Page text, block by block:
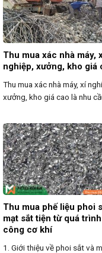
Thu mua xác nhà máy,
nghiệp, xưởng, kho giá
Thu mua xác nhà máy, xí
xưởng, kho giá cao là nhu
Thu mua phế liệu phoi
mạt sắt tiện từ quá
công cơ khí
1. Giới thiệu về phoi sắt và